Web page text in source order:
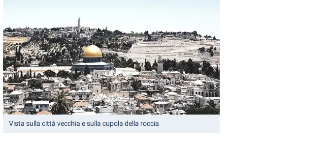
Vista sulla città vecchia e sulla cupola della roccia